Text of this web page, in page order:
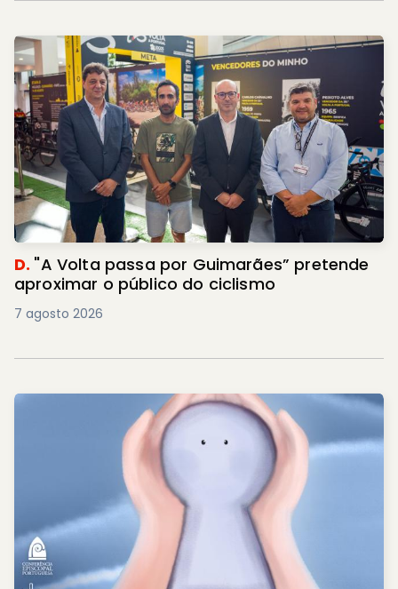
D. "A Volta passa por Guimarães” pretende
aproximar o público do ciclismo
7 agosto 2026